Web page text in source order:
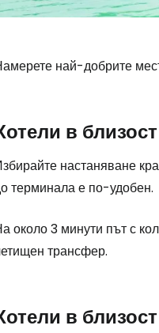
най-добрите
в
настаняване
терминала е по-удобен.
около 3 минути път с
трансфер.
в
...